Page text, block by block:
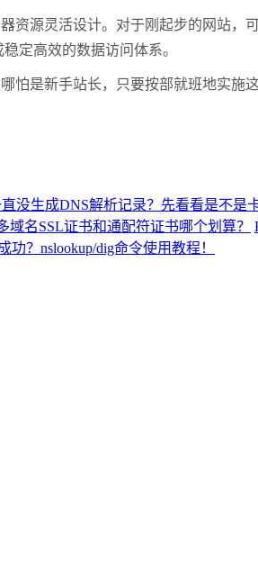
源灵活设计。对于刚起步的网站，
定高效的数据访问体系。
是新手站长，只要按部就班地实施
没生成DNS解析记录？先看看是不是
域名SSL证书和通配符证书哪个划算？
？nslookup/dig命令使用教程！